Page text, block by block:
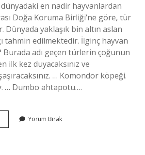
en nadir hayvanlardan
Doğa Koruma Birliği’ne göre, tür
Dünyada yaklaşık bin altın aslan
tahmin edilmektedir. İlginç hayvan
adı geçen türlerin çoğunun
ilk kez duyacaksınız ve
… Komondor köpeği.
… Dumbo ahtapotu.…
Yorum Bırak